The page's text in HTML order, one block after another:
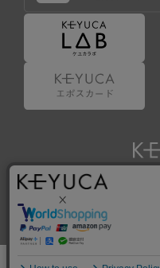
Copyright ©